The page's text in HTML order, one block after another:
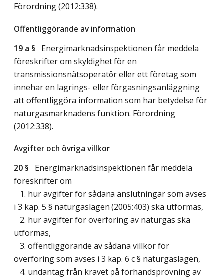
Förordning (2012:338).
Offentliggörande av information
19 a § Energimarknadsinspektionen får meddela
föreskrifter om skyldighet för en
transmissionsnätsoperatör eller ett företag som
innehar en lagrings- eller förgasningsanläggning
att offentliggöra information som har betydelse för
naturgasmarknadens funktion. Förordning
(2012:338).
Avgifter och övriga villkor
20 § Energimarknadsinspektionen får meddela
föreskrifter om
1. hur avgifter för sådana anslutningar som avses
i 3 kap. 5 § naturgaslagen (2005:403) ska utformas,
2. hur avgifter för överföring av naturgas ska
utformas,
3. offentliggörande av sådana villkor för
överföring som avses i 3 kap. 6 c § naturgaslagen,
4. undantag från kravet på förhandsprövning av